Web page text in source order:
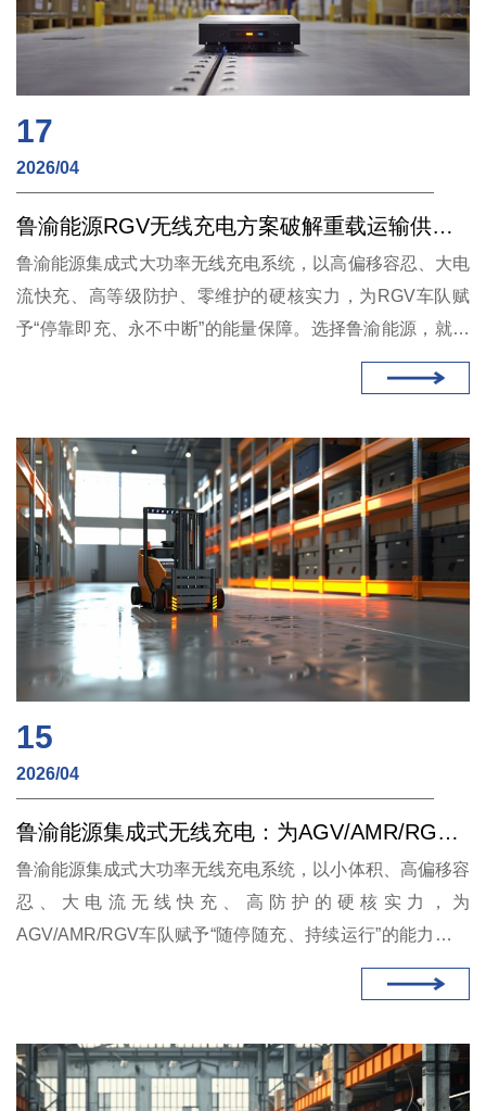
17
2026/04
鲁渝能源RGV无线充电方案破解重载运输供电难题
鲁渝能源集成式大功率无线充电系统，以高偏移容忍、大电
流快充、高等级防护、零维护的硬核实力，为RGV车队赋
予“停靠即充、永不中断”的能量保障。选择鲁渝能源，就是
选择一套为轨道运输量身打造的免维护供电方案。
15
2026/04
鲁渝能源集成式无线充电：为AGV/AMR/RGV打造“隐形”能量枢纽
鲁渝能源集成式大功率无线充电系统，以小体积、高偏移容
忍、大电流无线快充、高防护的硬核实力，为
AGV/AMR/RGV车队赋予“随停随充、持续运行”的能力。选
择鲁渝能源，就是选择一套无需操心、永远在线的能量保